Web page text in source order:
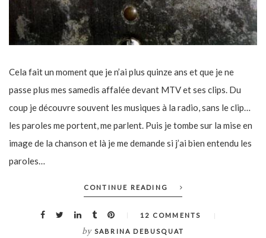
Cela fait un moment que je n’ai plus quinze ans et que je ne
passe plus mes samedis affalée devant MTV et ses clips. Du
coup je découvre souvent les musiques à la radio, sans le clip…
les paroles me portent, me parlent. Puis je tombe sur la mise en
image de la chanson et là je me demande si j’ai bien entendu les
paroles…
CONTINUE READING
12 COMMENTS
by SABRINA DEBUSQUAT